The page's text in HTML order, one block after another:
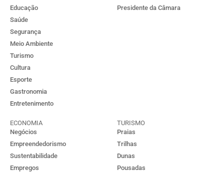
Educação
Saúde
Segurança
Meio Ambiente
Turismo
Cultura
Esporte
Gastronomia
Entretenimento
Presidente da Câmara
ECONOMIA
Negócios
Empreendedorismo
Sustentabilidade
Empregos
TURISMO
Praias
Trilhas
Dunas
Pousadas